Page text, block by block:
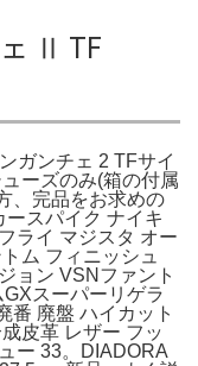
Ⅱ TF
ガンチェ 2 TFサイ
ーズのみ(箱の付属
、完品をお求めの
スパイク ナイキ
ライ マジスタ オー
ム フィニッシュ
ョン VSNファント
スーパーリゲラ
番 廃盤 ハイカット
皮革 レザー フッ
ー 33。DIADORA